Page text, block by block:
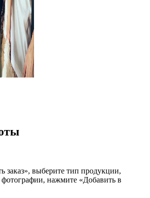
заказ», выберите тип продукции,
фотографии, нажмите «Добавить в